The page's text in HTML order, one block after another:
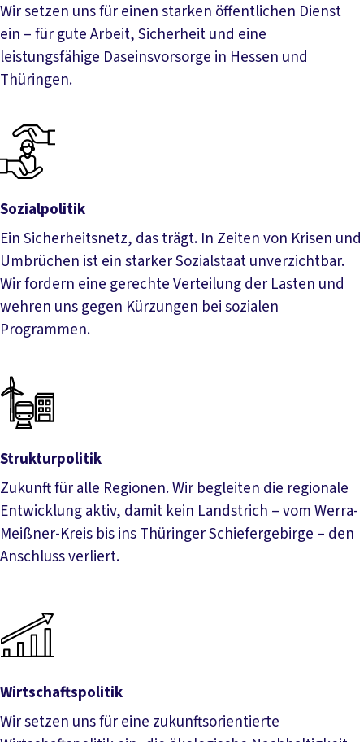
Wir setzen uns für einen starken öffentlichen Dienst
ein – für gute Arbeit, Sicherheit und eine
leistungsfähige Daseinsvorsorge in Hessen und
Thüringen.
Sozialpolitik
Ein Sicherheitsnetz, das trägt. In Zeiten von Krisen und
Umbrüchen ist ein starker Sozialstaat unverzichtbar.
Wir fordern eine gerechte Verteilung der Lasten und
wehren uns gegen Kürzungen bei sozialen
Programmen.
Strukturpolitik
Zukunft für alle Regionen. Wir begleiten die regionale
Entwicklung aktiv, damit kein Landstrich – vom Werra-
Meißner-Kreis bis ins Thüringer Schiefergebirge – den
Anschluss verliert.
Wirtschaftspolitik
Wir setzen uns für eine zukunftsorientierte